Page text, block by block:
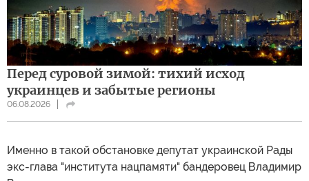
Перед суровой зимой: тихий исход
украинцев и забытые регионы
06.08.2026
Именно в такой обстановке депутат украинской Рады
экс-глава "института нацпамяти" бандеровец Владимир